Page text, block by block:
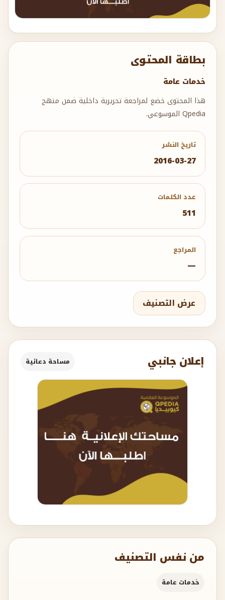
بطاقة المحتوى
خدمات عامة
هذا المحتوى خضع لمراجعة تحريرية داخلية ضمن منهج
Qpedia الموسوعي.
تاريخ النشر
2016-03-27
عدد الكلمات
511
المراجع
—
عرض التصنيف
إعلان جانبي مساحة دعائية
من نفس التصنيف
خدمات عامة